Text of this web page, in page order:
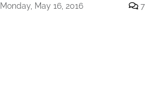
Monday, May 16, 2016 7